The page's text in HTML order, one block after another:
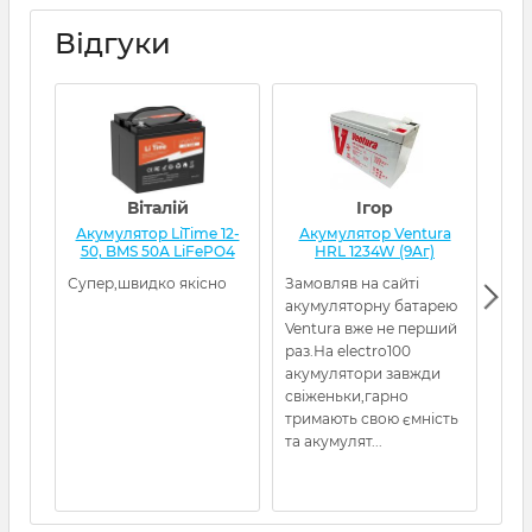
Відгуки
Віталій
Акумулятор LiTime 12-
50, BMS 50А LiFePO4
Супер,швидко якісно
Ігор
Акумулятор Ventura
HRL 1234W (9Aг)
Замовляв на сайті
акумуляторну батарею
Ventura вже не перший
раз.На electro100
акумулятори завжди
свіженьки,гарно
тримають свою ємність
та акумулят...